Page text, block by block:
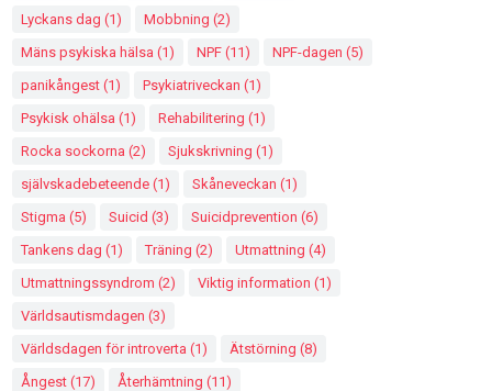
Lyckans dag (1) Mobbning (2)
Mäns psykiska hälsa (1) NPF (11) NPF-dagen (5)
panikångest (1) Psykiatriveckan (1)
Psykisk ohälsa (1) Rehabilitering (1)
Rocka sockorna (2) Sjukskrivning (1)
självskadebeteende (1) Skåneveckan (1)
Stigma (5) Suicid (3) Suicidprevention (6)
Tankens dag (1) Träning (2) Utmattning (4)
Utmattningssyndrom (2) Viktig information (1)
Världsautismdagen (3)
Världsdagen för introverta (1) Ätstörning (8)
Ångest (17) Återhämtning (11)